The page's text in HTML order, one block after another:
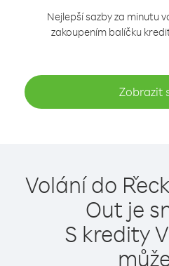
Nejlepší sazby za minutu
zakoupením balíčku
Zobrazit
Volání do
Out je
S kredity